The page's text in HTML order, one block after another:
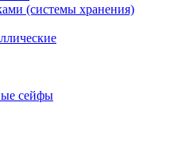
(системы хранения)
сейфы